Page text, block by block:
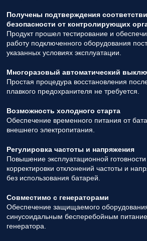
Получены подтверждения
безопасности от контролирующих
Продукт прошел тестирование и
работу подключенного оборудования
указанных условиях эксплуатации.
Многоразовый автоматический
Простая процедура восстановления
плавкого предохранителя не требуется.
Возможность холодного старта
Обеспечение временного питания от
внешнего электропитания.
Регулировка частоты и напряжения
Повышение эксплуатационной готовности
корректировки отклонений частоты и
без использования батарей.
Совместимо с генераторами
Обеспечение защищаемого
синусоидальным бесперебойным
генератора.